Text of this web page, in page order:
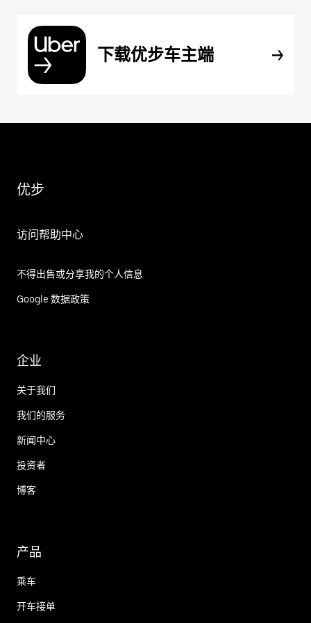
下载优步车主端
优步
访问帮助中心
不得出售或分享我的个人信息
Google 数据政策
企业
关于我们
我们的服务
新闻中心
投资者
博客
产品
乘车
开车接单